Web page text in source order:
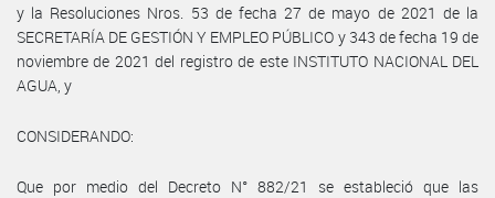
y la Resoluciones Nros. 53 de fecha 27 de mayo de 2021 de la
SECRETARÍA DE GESTIÓN Y EMPLEO PÚBLICO y 343 de fecha 19 de
noviembre de 2021 del registro de este INSTITUTO NACIONAL DEL
AGUA, y
CONSIDERANDO:
Que por medio del Decreto N° 882/21 se estableció que las